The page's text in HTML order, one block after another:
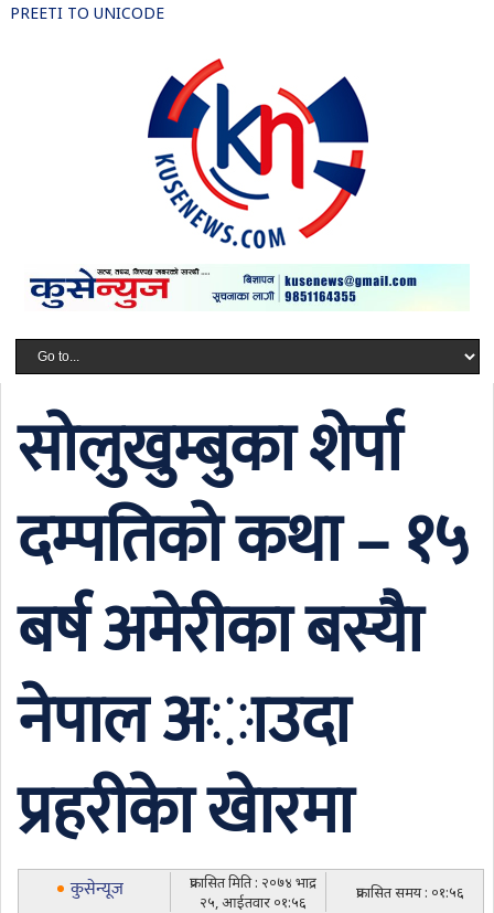
PREETI TO UNICODE
सोलुखुम्बुका शेर्पा
दम्पतिको कथा – १५
बर्ष अमेरीका बस्याै
नेपाल अाउदा
प्रहरीकाे खाेरमा
कुसेन्यूज
प्रकासित मिति : २०७४ भाद्र
२५, आईतवार ०१:५६
प्रकासित समय : ०१:५६